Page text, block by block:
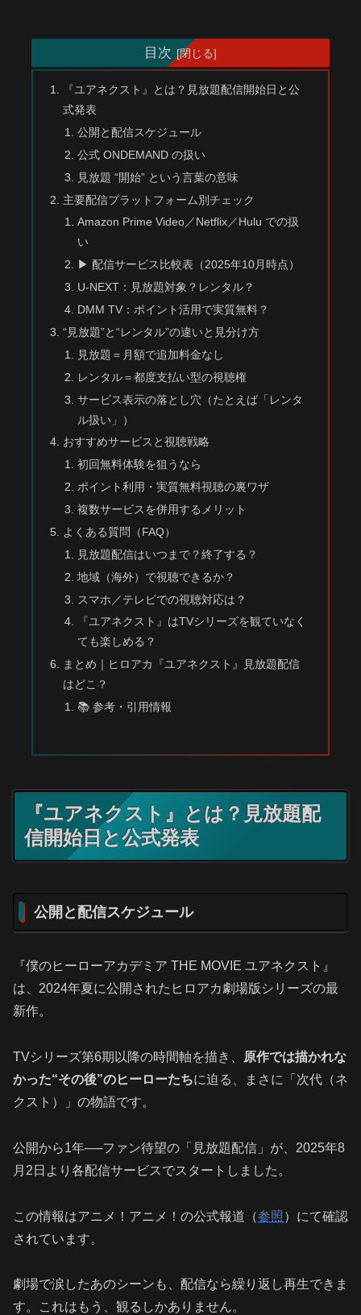
目次
『ユアネクスト』とは？見放題配信開始日と公
式発表
公開と配信スケジュール
公式 ONDEMAND の扱い
見放題 “開始” という言葉の意味
主要配信プラットフォーム別チェック
Amazon Prime Video／Netflix／Hulu での扱
い
▶ 配信サービス比較表（2025年10月時点）
U‑NEXT：見放題対象？レンタル？
DMM TV：ポイント活用で実質無料？
“見放題”と“レンタル”の違いと見分け方
見放題＝月額で追加料金なし
レンタル＝都度支払い型の視聴権
サービス表示の落とし穴（たとえば「レンタ
ル扱い」）
おすすめサービスと視聴戦略
初回無料体験を狙うなら
ポイント利用・実質無料視聴の裏ワザ
複数サービスを併用するメリット
よくある質問（FAQ）
見放題配信はいつまで？終了する？
地域（海外）で視聴できるか？
スマホ／テレビでの視聴対応は？
『ユアネクスト』はTVシリーズを観ていなく
ても楽しめる？
まとめ｜ヒロアカ『ユアネクスト』見放題配信
はどこ？
📚 参考・引用情報
『ユアネクスト』とは？見放題配
信開始日と公式発表
公開と配信スケジュール
『僕のヒーローアカデミア THE MOVIE ユアネクスト』
は、2024年夏に公開されたヒロアカ劇場版シリーズの最
新作。
TVシリーズ第6期以降の時間軸を描き、
原作では描かれな
かった“その後”のヒーローたちに迫る、まさに「次代（ネ
クスト）」の物語です。
公開から1年──ファン待望の「見放題配信」が、2025年8
月2日より各配信サービスでスタートしました。
この情報はアニメ！アニメ！の公式報道（参照 ）にて確認
されています。
劇場で涙したあのシーンも、配信なら繰り返し再生できま
す。これはもう、観るしかありません。